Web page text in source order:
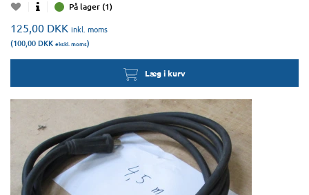
På lager (1)
125,00 DKK inkl. moms
(100,00 DKK ekskl. moms)
Læg i kurv